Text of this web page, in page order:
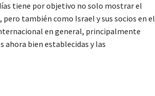
tiene por objetivo no solo mostrar el
también como Israel y sus socios en el
en general, principalmente
ahora bien establecidas y las